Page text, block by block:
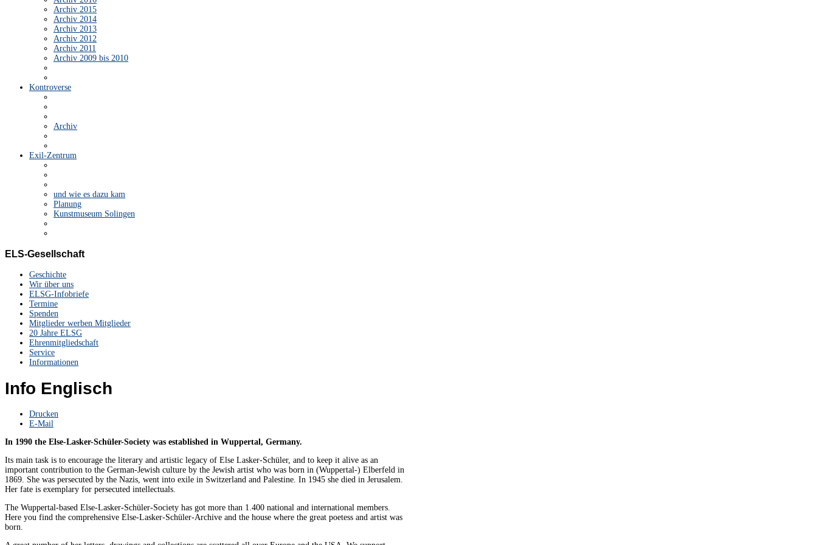
Archiv 2015
Archiv 2014
Archiv 2013
Archiv 2012
Archiv 2011
Archiv 2009 bis 2010
Kontroverse
Archiv
Exil-Zentrum
und wie es dazu kam
Planung
Kunstmuseum Solingen
ELS-Gesellschaft
Geschichte
Wir über uns
ELSG-Infobriefe
Termine
Spenden
Mitglieder werben Mitglieder
20 Jahre ELSG
Ehrenmitgliedschaft
Service
Informationen
Info Englisch
Drucken
E-Mail
In 1990 the Else-Lasker-Schüler-Society was established in Wuppertal, Germany.
Its main task is to encourage the literary and artistic legacy of Else Lasker-Schüler, and to keep it alive as an
important contribution to the German-Jewish culture by the Jewish artist who was born in (Wuppertal-) Elberfeld in
1869. She was persecuted by the Nazis, went into exile in Switzerland and Palestine. In 1945 she died in Jerusalem.
Her fate is exemplary for persecuted intellectuals.
The Wuppertal-based Else-Lasker-Schüler-Society has got more than 1.400 national and international members.
Here you find the comprehensive Else-Lasker-Schüler-Archive and the house where the great poetess and artist was
born.